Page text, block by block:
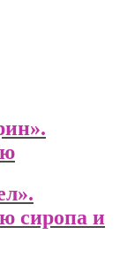
сиропа и